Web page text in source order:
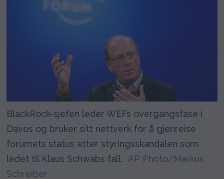
BlackRock-sjefen leder WEFs overgangsfase i
Davos og bruker sitt nettverk for å gjenreise
forumets status etter styringsskandalen som
ledet til Klaus Schwabs fall. AP Photo/Markus
Schreiber